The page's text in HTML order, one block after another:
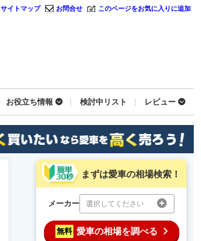
サイトマップ お問合せ このページをお気に入りに追加
お役立ち情報 検討中リスト レビュー
まずは愛車の相場検索！
メーカー 選択してください
無料 愛車の相場を調べる